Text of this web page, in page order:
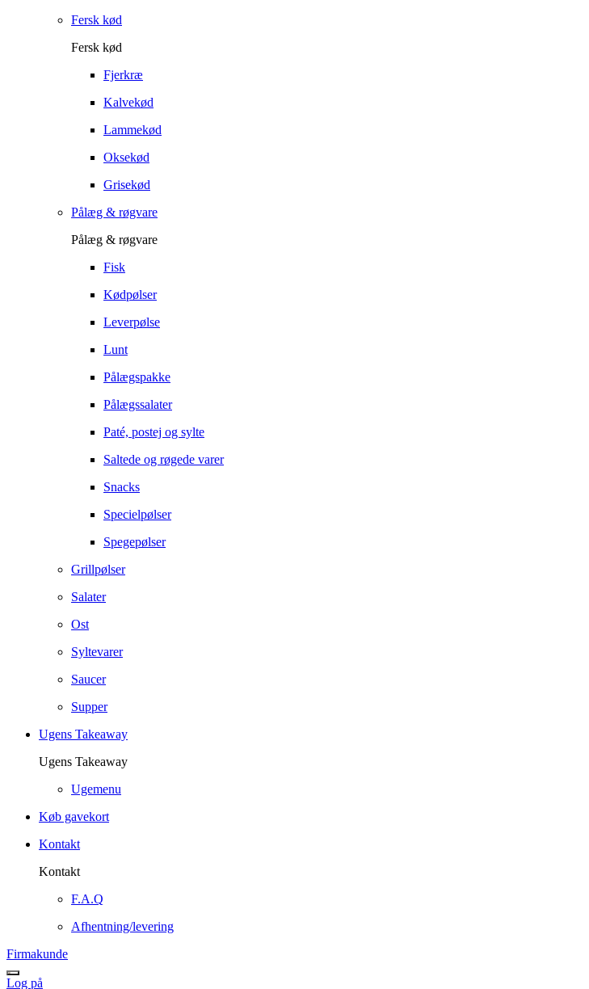
Fersk kød
Fersk kød
Fjerkræ
Kalvekød
Lammekød
Oksekød
Grisekød
Pålæg & røgvare
Pålæg & røgvare
Fisk
Kødpølser
Leverpølse
Lunt
Pålægspakke
Pålægssalater
Paté, postej og sylte
Saltede og røgede varer
Snacks
Specielpølser
Spegepølser
Grillpølser
Salater
Ost
Syltevarer
Saucer
Supper
Ugens Takeaway
Ugens Takeaway
Ugemenu
Køb gavekort
Kontakt
Kontakt
F.A.Q
Afhentning/levering
Firmakunde
Log på